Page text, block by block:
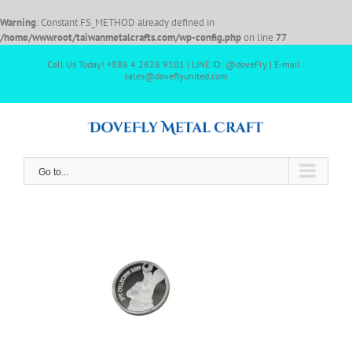
Warning: Constant FS_METHOD already defined in
/home/wwwroot/taiwanmetalcrafts.com/wp-config.phpon line 77
Call Us Today! +886 4 2626 9101 | LINE ID: @doveFly | E-mail :
sales@doveflyunited.com
Go to...